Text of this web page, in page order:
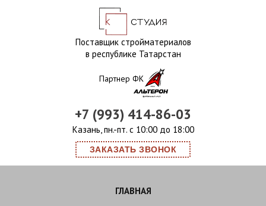
Поставщик стройматериалов
в республике Татарстан
+7 (993) 414-86-03
Казань, пн.-пт. с 10:00 до 18:00
ЗАКАЗАТЬ ЗВОНОК
Партнер ФК
ГЛАВНАЯ